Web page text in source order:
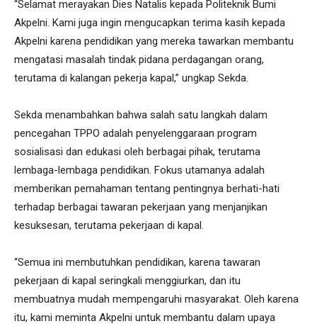
“Selamat merayakan Dies Natalis kepada Politeknik Bumi
Akpelni. Kami juga ingin mengucapkan terima kasih kepada
Akpelni karena pendidikan yang mereka tawarkan membantu
mengatasi masalah tindak pidana perdagangan orang,
terutama di kalangan pekerja kapal,” ungkap Sekda.
Sekda menambahkan bahwa salah satu langkah dalam
pencegahan TPPO adalah penyelenggaraan program
sosialisasi dan edukasi oleh berbagai pihak, terutama
lembaga-lembaga pendidikan. Fokus utamanya adalah
memberikan pemahaman tentang pentingnya berhati-hati
terhadap berbagai tawaran pekerjaan yang menjanjikan
kesuksesan, terutama pekerjaan di kapal.
“Semua ini membutuhkan pendidikan, karena tawaran
pekerjaan di kapal seringkali menggiurkan, dan itu
membuatnya mudah mempengaruhi masyarakat. Oleh karena
itu, kami meminta Akpelni untuk membantu dalam upaya